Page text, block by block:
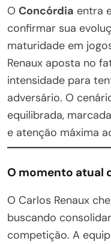
O Concórdia entra
confirmar sua
maturidade em
Renaux aposta no
intensidade para
adversário. O
equilibrada,
e atenção máxima
O momento atual
O Carlos Renaux
buscando
competição. A